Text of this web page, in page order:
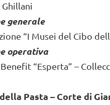
generale
“I Musei del Cibo
operativa
“Esperta” –
Pasta – Corte di